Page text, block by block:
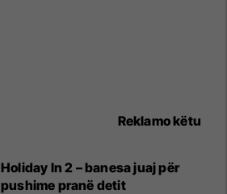
Reklamo këtu
Holiday In 2 – banesa juaj për
pushime pranë detit